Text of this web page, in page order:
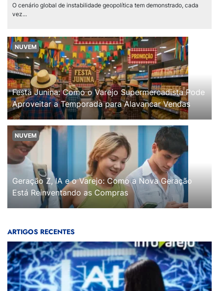
O cenário global de instabilidade geopolítica tem demonstrado, cada
vez...
NUVEM
Festa Junina: Como o Varejo Supermercadista Pode
Aproveitar a Temporada para Alavancar Vendas
NUVEM
Geração Z, IA e o Varejo: Como a Nova Geração
Está Reinventando as Compras
ARTIGOS RECENTES